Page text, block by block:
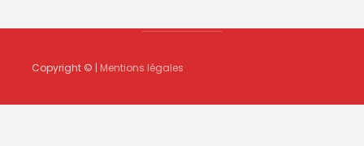
Copyright © | Mentions légales